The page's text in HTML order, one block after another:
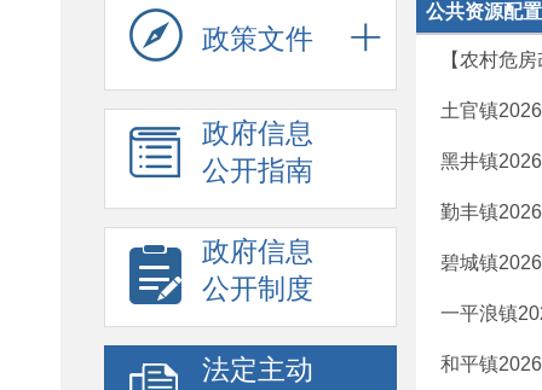
政策文件
政府信息
公开指南
政府信息
公开制度
法定主动
公共资源配置
【农村危
土官镇
黑井镇
勤丰镇
碧城镇
一平浪镇
和平镇